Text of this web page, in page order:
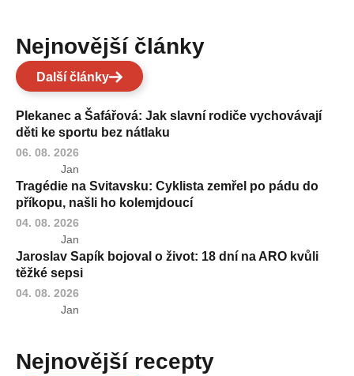
Nejnovější články
Další články
Plekanec a Šafářová: Jak slavní rodiče vychovávají
děti ke sportu bez nátlaku
06. 08. 2026
Jan
Tragédie na Svitavsku: Cyklista zemřel po pádu do
příkopu, našli ho kolemjdoucí
04. 08. 2026
Jan
Jaroslav Sapík bojoval o život: 18 dní na ARO kvůli
těžké sepsi
04. 08. 2026
Jan
Nejnovější recepty